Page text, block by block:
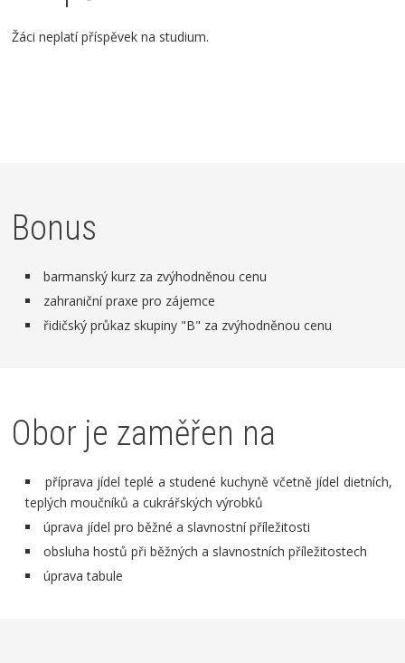
Žáci neplatí příspěvek na studium.
Bonus
barmanský kurz za zvýhodněnou cenu
zahraniční praxe pro zájemce
řidičský průkaz skupiny "B" za zvýhodněnou cenu
Obor je zaměřen na
příprava jídel teplé a studené kuchyně včetně jídel dietních,
teplých moučníků a cukrářských výrobků
úprava jídel pro běžné a slavnostní příležitosti
obsluha hostů při běžných a slavnostních příležitostech
úprava tabule